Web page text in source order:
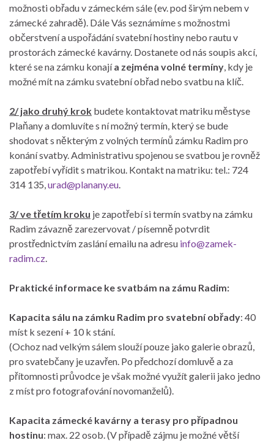
možnosti obřadu v zámeckém sále (ev. pod širým nebem v
zámecké zahradě). Dále Vás seznámíme s možnostmi
občerstvení a uspořádání svatební hostiny nebo rautu v
prostorách zámecké kavárny. Dostanete od nás soupis akcí,
které se na zámku konajía zejména volné termíny, kdy je
možné mít na zámku svatební obřad nebo svatbu na klíč.
2/ jako druhý krok budete kontaktovat matriku městyse
Plaňany a domluvíte s ní možný termín, který se bude
shodovat s některým z volných termínů zámku Radim pro
konání svatby. Administrativu spojenou se svatbou je rovněž
zapotřebí vyřídit s matrikou. Kontakt na matriku: tel.: 724
314 135,urad@planany.eu.
3/ ve třetím kroku je zapotřebí si termín svatby na zámku
Radim závazně zarezervovat / písemně potvrdit
prostřednictvím zaslání emailu na adresu info@zamek-
radim.cz.
Praktické informace ke svatbám na zámu Radim:
Kapacita sálu na zámku Radim pro svatební obřady: 40
míst k sezení + 10 k stání.
(Ochoz nad velkým sálem slouží pouze jako galerie obrazů,
pro svatebčany je uzavřen. Po předchozí domluvě a za
přítomnosti průvodce je však možné využít galerii jako jedno
z míst pro fotografování novomanželů).
Kapacita zámecké kavárny a terasy pro případnou
hostinu: max. 22 osob. (V případě zájmu je možné větší